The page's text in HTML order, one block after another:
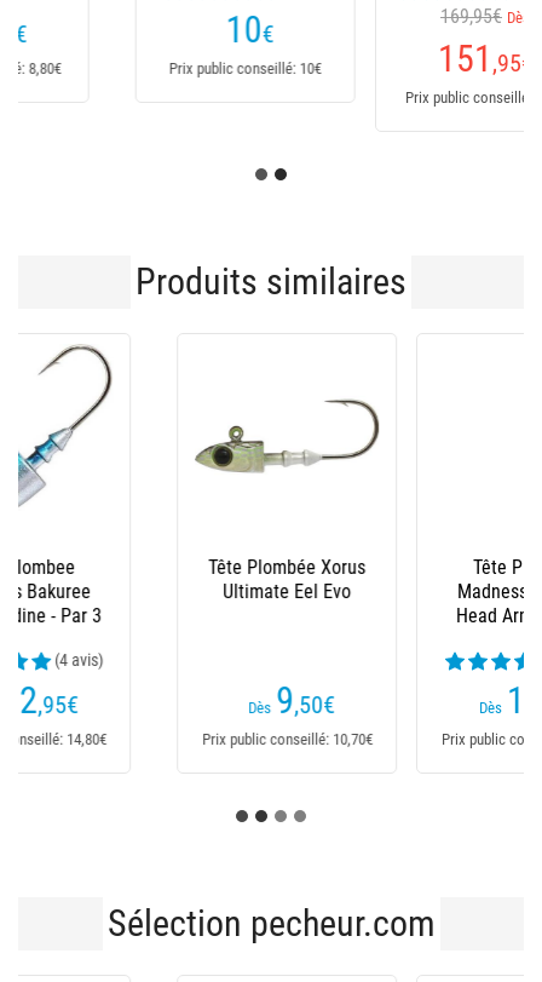
,95€
Prix public conseillé: 170€
Prix public conseillé: 235€
Produits similaires
Madness Bakuree
Head Army - Par 3
Prix public conseillé: 14,50€
Tete Plombee
Madness Bakuree
Head Vert - Par 3
(3 avis)
12,95€
Prix public conseillé: 14,50€
Sélection pecheur.com